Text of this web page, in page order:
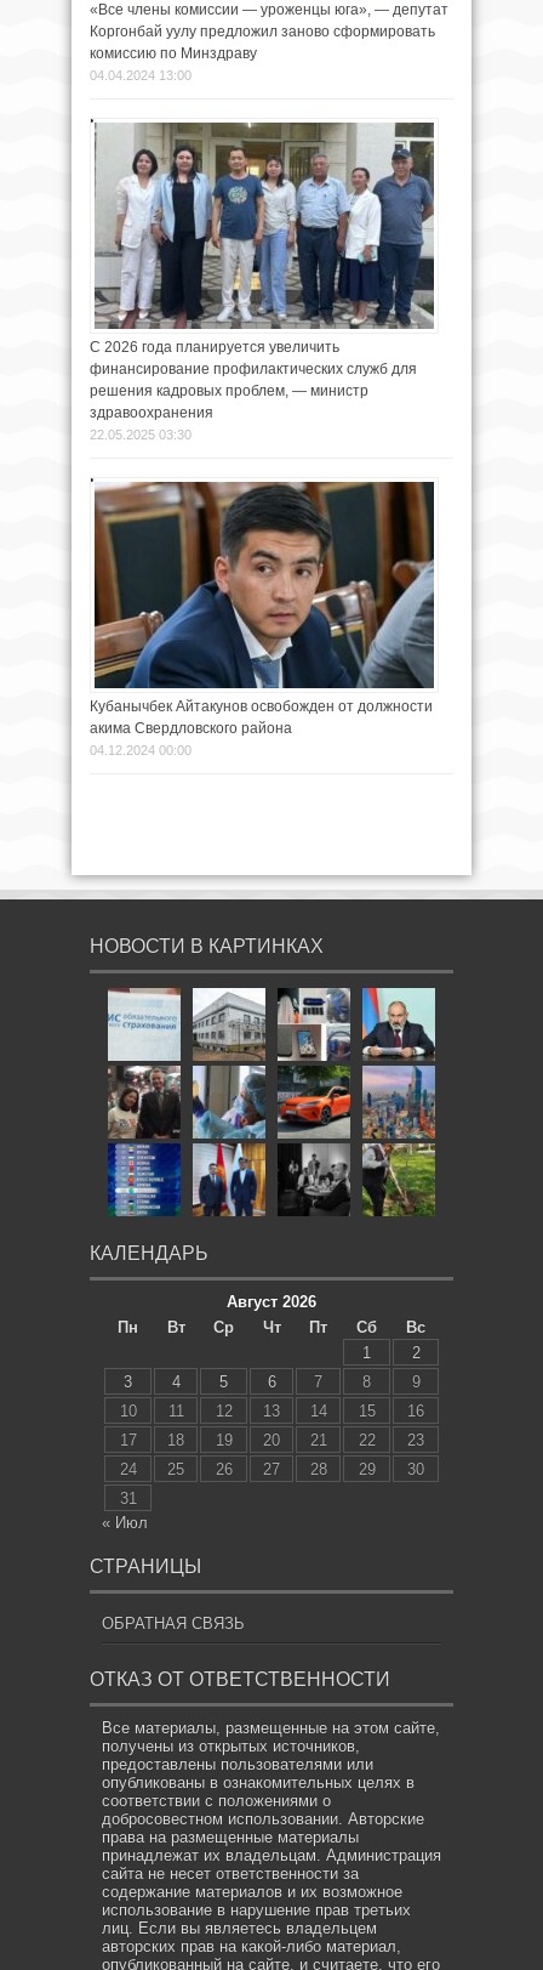
«Все члены комиссии — уроженцы юга», — депутат
Коргонбай уулу предложил заново сформировать
комиссию по Минздраву
04.04.2024 13:00
С 2026 года планируется увеличить
финансирование профилактических служб для
решения кадровых проблем, — министр
здравоохранения
22.05.2025 03:30
Кубанычбек Айтакунов освобожден от должности
акима Свердловского района
04.12.2024 00:00
НОВОСТИ В КАРТИНКАХ
КАЛЕНДАРЬ
Август 2026
Пн
Вт Ср Чт Пт Сб
Вс
1
2
3
4 5 6 7 8
9
10
11 12 13 14 15
16
17
18 19 20 21 22
23
24
25 26 27 28 29
30
31
« Июл
СТРАНИЦЫ
ОБРАТНАЯ СВЯЗЬ
ОТКАЗ ОТ ОТВЕТСТВЕННОСТИ
Все материалы, размещенные на этом сайте,
получены из открытых источников,
предоставлены пользователями или
опубликованы в ознакомительных целях в
соответствии с положениями о
добросовестном использовании. Авторские
права на размещенные материалы
принадлежат их владельцам. Администрация
сайта не несет ответственности за
содержание материалов и их возможное
использование в нарушение прав третьих
лиц. Если вы являетесь владельцем
авторских прав на какой-либо материал,
опубликованный на сайте, и считаете, что его